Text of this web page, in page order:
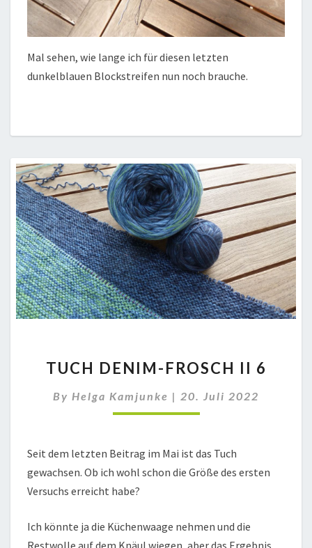
Mal sehen, wie lange ich für diesen letzten
dunkelblauen Blockstreifen nun noch brauche.
DENIM-
II
6
TUCH DENIM-FROSCH II 6
By Helga Kamjunke | 20. Juli 2022
Seit dem letzten Beitrag im Mai ist das Tuch
gewachsen. Ob ich wohl schon die Größe des ersten
Versuchs erreicht habe?
Ich könnte ja die Küchenwaage nehmen und die
Restwolle auf dem Knäul wiegen, aber das Ergebnis